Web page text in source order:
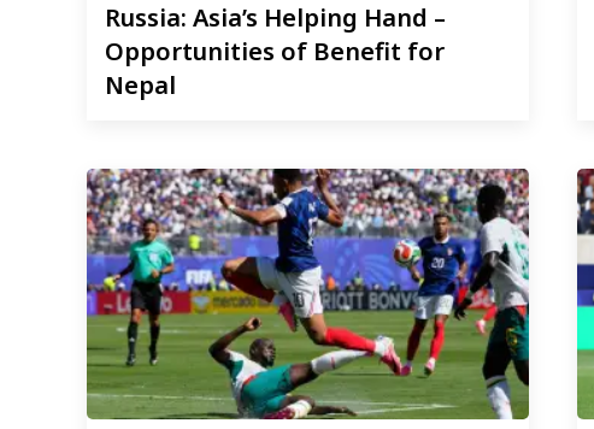
Russia: Asia’s Helping Hand –
Opportunities of Benefit for
Nepal